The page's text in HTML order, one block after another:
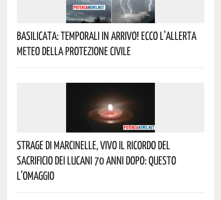
Basilicata: Temporali In Arrivo! Ecco L’allerta
Meteo Della Protezione Civile
Strage Di Marcinelle, Vivo Il Ricordo Del
Sacrificio Dei Lucani 70 Anni Dopo: Questo
L’omaggio